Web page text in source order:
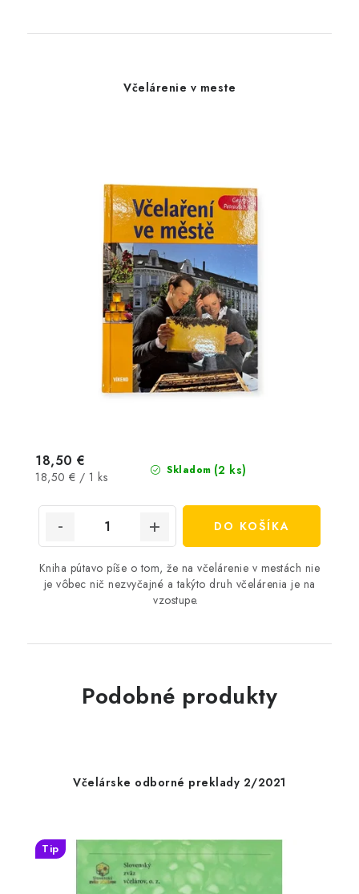
Včelárenie v meste
Skladom (2 ks)
18,50 €
Jednotková
18,50 € / 1 ks
DO KOŠÍKA
Kniha pútavo píše o tom, že na včelárenie v mestách nie
je vôbec nič nezvyčajné a takýto druh včelárenia je na
vzostupe.
Podobné produkty
Včelárske odborné preklady 2/2021
Tip